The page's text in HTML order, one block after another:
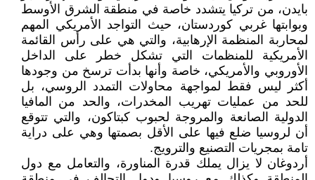
بايدن، من تركيا يتشدد خاصة في منطقة الشرق الأوسط
وبوابتها غربي كوردستان، حيث التواجد الأمريكي المهم
لمحاربة المنظمة الإرهابية، والتي هي على رأس القائمة
الأمريكية للمنظمات التي تشكل خطر على الداخل
الأوروبي والأمريكي، خاصة وأنها بدأت ترسخ من وجودها
أكثر ليس فقط لمواجهة محاولات التمدد الروسي، بل
للحد من عمليات تهريب المخدرات، والحد من المافيا
الدولية الصانعة والمروجة لحبوب كبتاكون، والتي تتوقع
أن لروسيا ضلع فيها على الأقل بصمتها وهي على دراية
تامة بمجريات التصنيع والترويج.
أردوغان لا يزال يملك قدرة المناورة، والتعامل مع دول